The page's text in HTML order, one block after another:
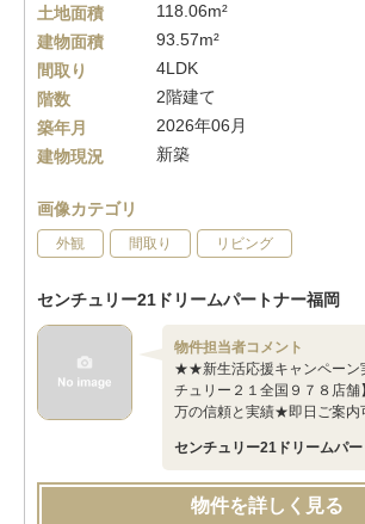
土地面積
118.06m²
建物面積
93.57m²
間取り
4LDK
階数
2階建て
築年月
2026年06月
建物現況
新築
画像カテゴリ
外観 間取り リビング
センチュリー21ドリームパートナー福岡
物件担当者コメント
★★新生活応援キャンペー
チュリー２１全国９７８店舗
万の信頼と実績★即日ご案内
センチュリー21ドリームパ
物件を詳しく見る